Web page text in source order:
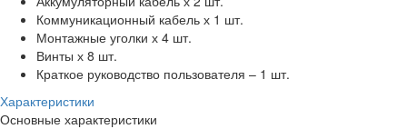
Коммуникационный кабель х 1 шт.
Монтажные уголки х 4 шт.
Винты х 8 шт.
Краткое руководство пользователя – 1 шт.
Характеристики
Основные характеристики